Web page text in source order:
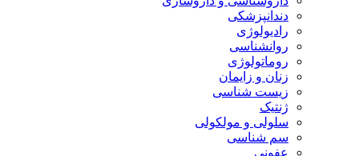
دندانپزشکی
رادیولوژی
روانشناسی
روماتولوژی
زنان و زایمان
زیست شناسی
ژنتیک
سلولی و مولکولی
سم شناسی
عفونی